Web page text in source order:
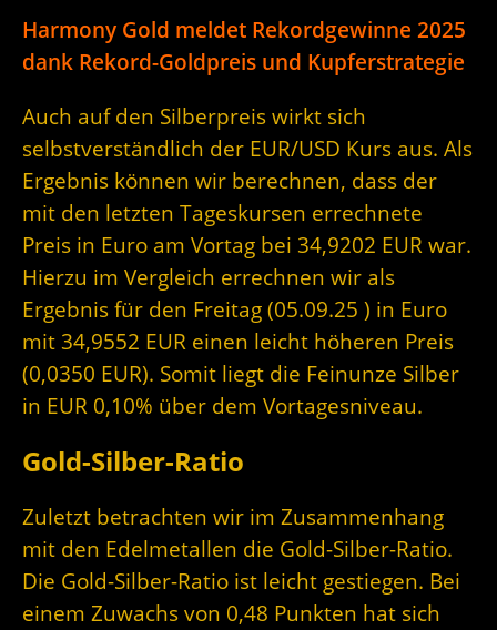
Harmony Gold meldet Rekordgewinne 2025
dank Rekord-Goldpreis und Kupferstrategie
Auch auf den Silberpreis wirkt sich
selbstverständlich der EUR/USD Kurs aus. Als
Ergebnis können wir berechnen, dass der
mit den letzten Tageskursen errechnete
Preis in Euro am Vortag bei 34,9202 EUR war.
Hierzu im Vergleich errechnen wir als
Ergebnis für den Freitag (05.09.25 ) in Euro
mit 34,9552 EUR einen leicht höheren Preis
(0,0350 EUR). Somit liegt die Feinunze Silber
in EUR 0,10% über dem Vortagesniveau.
Gold-Silber-Ratio
Zuletzt betrachten wir im Zusammenhang
mit den Edelmetallen die Gold-Silber-Ratio.
Die Gold-Silber-Ratio ist leicht gestiegen. Bei
einem Zuwachs von 0,48 Punkten hat sich